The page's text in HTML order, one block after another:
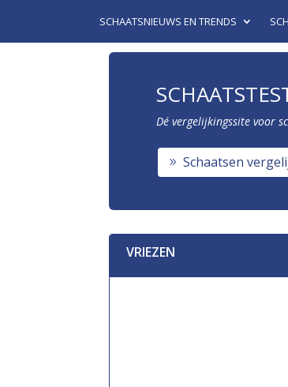
SCHAATSNIEUWS EN TRENDS
Dé vergelijkingssite voor
Schaatsen
VRIEZEN